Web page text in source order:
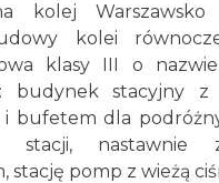
kolej Warszawsko
kolei
klasy III o
budynek stacyjny z
i bufetem dla
stacji, nastawnie
stację pomp z wieżą